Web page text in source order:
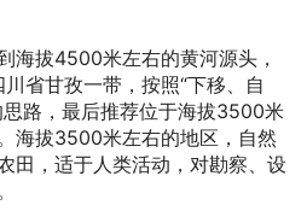
海拔4500米左右的黄河源头，
省甘孜一带，按照“下移、自
路，最后推荐位于海拔3500米
海拔3500米左右的地区，自然
田，适于人类活动，对勘察、设